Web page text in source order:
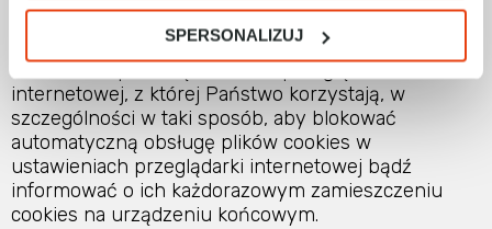
SPERSONALIZUJ
dotyczące plików cookies. Zmiany ustawień można
dokonać za pomocą ustawień przeglądarki
internetowej, z której Państwo korzystają, w
szczególności w taki sposób, aby blokować
automatyczną obsługę plików cookies w
ustawieniach przeglądarki internetowej bądź
informować o ich każdorazowym zamieszczeniu
cookies na urządzeniu końcowym.